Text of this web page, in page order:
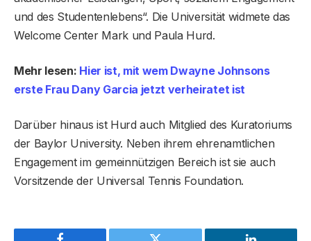
und des Studentenlebens“. Die Universität widmete das
Welcome Center Mark und Paula Hurd.
Mehr lesen: Hier ist, mit wem Dwayne Johnsons
erste Frau Dany Garcia jetzt verheiratet ist
Darüber hinaus ist Hurd auch Mitglied des Kuratoriums
der Baylor University. Neben ihrem ehrenamtlichen
Engagement im gemeinnützigen Bereich ist sie auch
Vorsitzende der Universal Tennis Foundation.